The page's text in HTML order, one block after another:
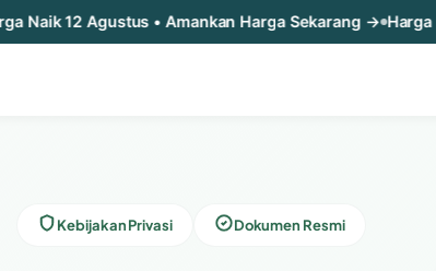
• Amankan Harga Sekarang → Harga Naik 12
Kebijakan Privasi Dokumen Resmi